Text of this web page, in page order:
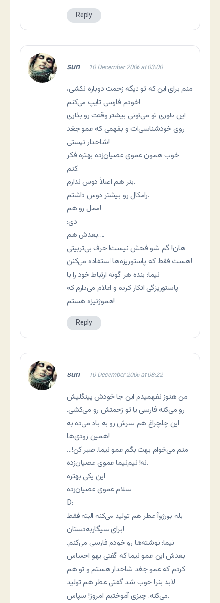
Reply
sun 10 December 2006 at 03:00
منم برای اين که تو ديگه زحمت دوباره نکشی،
خودم فارسی تايپ می‌کنم!
اين طوری تو می‌تونی بيشتر وقتت رو بذاری
روی خودشناسی‌ات و بفهمی که عمو جغد
شاخدار نيستی!
خوب همون عموی عصيان‌زده بهتره فکر
کنم.
بنر هم اصلاً دوس ندارم.
رامکال رو بيشتر دوس داشتم.
ممل رو هم!
:دی
بعدش هم….
هان!‌ گم شو فحش نيست! ‌حرف بی‌تربيتی
هست فقط که پاستوريزه‌ها استفاده می‌کنن!
نيما: بنده هر گونه ارتباط خود را با
پاستوريزگی انکار کرده و اعلام می‌دارم که
هموژنيزه هستم!
Reply
sun 10 December 2006 at 08:22
من هنوز نفهميدم اين جا خودش پينگليش
رو می‌کنه فارسی يا تو زحمتش رو می‌کشی.
اين چلچراغ هم سرش رو به باد می‌ده به
همين زودی‌ها!
منم می‌خوام بهت بگم عمو نيما. صبر کن!…
نه! نيم‌نيما عموی عصيان‌زده.
این يکی بهتره
سلام عموی عصيان‌زده
D:
بله بورژوآ عطر هم توليد می‌کنه البته فقط
برای سيگاربه‌دستان!
نيما: نوشته‌ها رو خودم فارسی می‌کنم.
بعدش اين عمو نيما که گفتی يهو احساس
کردم که عمو جغد شاخدار هستم و تو هم
لابد بنر! خوب شد گفتی عطر هم توليد
می‌کنه. چيزی آموختيم امروز! سپاس.